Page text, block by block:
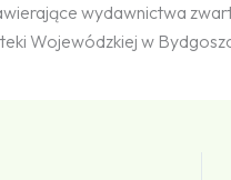
wydawnictwa
Wojewódzkiej w